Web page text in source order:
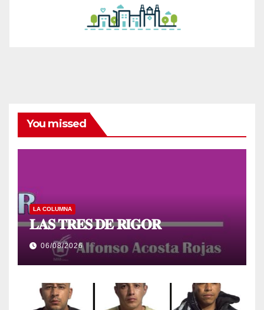
You missed
LA COLUMNA
𝐋𝐀𝐒 𝐓𝐑𝐄𝐒 𝐃𝐄 𝐑𝐈𝐆𝐎𝐑
06/08/2026